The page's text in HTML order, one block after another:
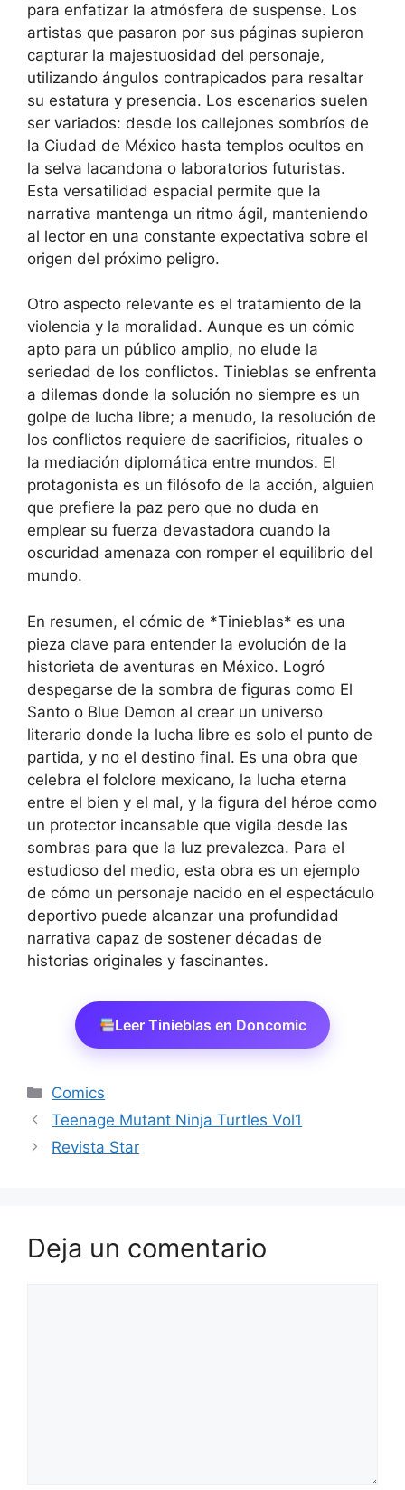
para enfatizar la atmósfera de suspense. Los
artistas que pasaron por sus páginas supieron
capturar la majestuosidad del personaje,
utilizando ángulos contrapicados para resaltar
su estatura y presencia. Los escenarios suelen
ser variados: desde los callejones sombríos de
la Ciudad de México hasta templos ocultos en
la selva lacandona o laboratorios futuristas.
Esta versatilidad espacial permite que la
narrativa mantenga un ritmo ágil, manteniendo
al lector en una constante expectativa sobre el
origen del próximo peligro.
Otro aspecto relevante es el tratamiento de la
violencia y la moralidad. Aunque es un cómic
apto para un público amplio, no elude la
seriedad de los conflictos. Tinieblas se enfrenta
a dilemas donde la solución no siempre es un
golpe de lucha libre; a menudo, la resolución de
los conflictos requiere de sacrificios, rituales o
la mediación diplomática entre mundos. El
protagonista es un filósofo de la acción, alguien
que prefiere la paz pero que no duda en
emplear su fuerza devastadora cuando la
oscuridad amenaza con romper el equilibrio del
mundo.
En resumen, el cómic de *Tinieblas* es una
pieza clave para entender la evolución de la
historieta de aventuras en México. Logró
despegarse de la sombra de figuras como El
Santo o Blue Demon al crear un universo
literario donde la lucha libre es solo el punto de
partida, y no el destino final. Es una obra que
celebra el folclore mexicano, la lucha eterna
entre el bien y el mal, y la figura del héroe como
un protector incansable que vigila desde las
sombras para que la luz prevalezca. Para el
estudioso del medio, esta obra es un ejemplo
de cómo un personaje nacido en el espectáculo
deportivo puede alcanzar una profundidad
narrativa capaz de sostener décadas de
historias originales y fascinantes.
Leer Tinieblas en Doncomic
Categorías
Comics
Teenage Mutant Ninja Turtles Vol1
Revista Star
Deja un comentario